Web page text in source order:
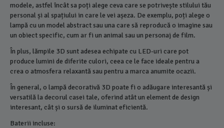
modele, astfel încât sa poți alege ceva care se potrivește stilului tău
personal și al spațiului in care le vei așeza. De exemplu, poți alege o
lampă cu un model abstract sau una care să reproducă o imagine sau
un obiect specific, cum ar fi un animal sau un personaj de film.
În plus, lămpile 3D sunt adesea echipate cu LED-uri care pot
produce lumini de diferite culori, ceea ce le face ideale pentru a
crea o atmosfera relaxantă sau pentru a marca anumite ocazii.
În general, o lampă decorativă 3D poate fi o adăugare interesantă și
versatilă la decorul casei tale, oferind atât un element de design
interesant, cât și o sursă de iluminat eficientă.
Baterii incluse: